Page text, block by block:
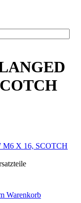
Warenkorb